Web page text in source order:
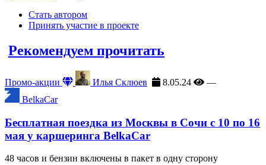
Стать автором
Принять участие в проекте
Рекомендуем прочитать
Промо-акции Илья Склюев 8.05.24
—
BelkaCar
Бесплатная поездка из Москвы в Сочи с 10 по 16
мая у каршеринга BelkaCar
48 часов и бензин включены в пакет в одну сторону